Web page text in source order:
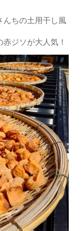
んちの土用干し風
ジソが大人気！